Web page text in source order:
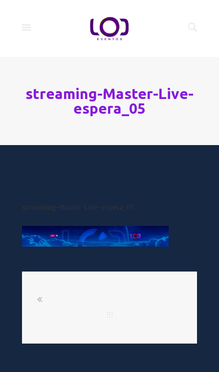
streaming-Master-Live-
espera_05
streaming-Master-Live-espera_05